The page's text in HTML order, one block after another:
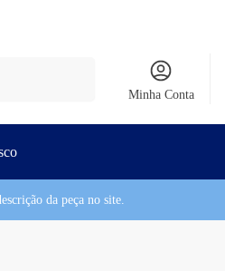
Minha Conta
da peça no site.